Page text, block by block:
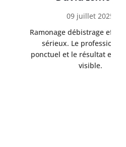
effectué avec
professionnel est
résultat est vraiment